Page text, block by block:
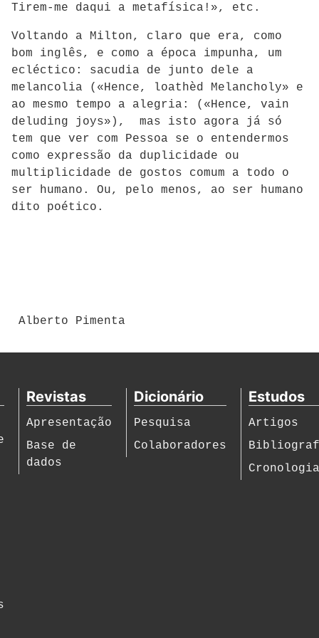
Tirem-me daqui a metafísica!», etc.
Voltando a Milton, claro que era, como
bom inglês, e como a época impunha, um
ecléctico: sacudia de junto dele a
melancolia («Hence, loathèd Melancholy» e
ao mesmo tempo a alegria: («Hence, vain
deluding joys»), mas isto agora já só
tem que ver com Pessoa se o entendermos
como expressão da duplicidade ou
multiplicidade de gostos comum a todo o
ser humano. Ou, pelo menos, ao ser humano
dito poético.
Alberto Pimenta
Revistas
Apresentação
Base de
dados
Dicionário
Pesquisa
Colaboradores
Estudos
Artigos